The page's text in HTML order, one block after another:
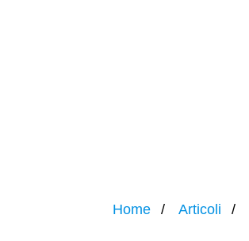
Home Articoli